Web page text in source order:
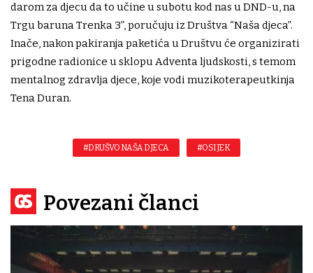
darom za djecu da to učine u subotu kod nas u DND-u, na
Trgu baruna Trenka 3”, poručuju iz Društva “Naša djeca”.
Inače, nakon pakiranja paketića u Društvu će organizirati
prigodne radionice u sklopu Adventa ljudskosti, s temom
mentalnog zdravlja djece, koje vodi muzikoterapeutkinja
Tena Duran.
#DRUŠVO NAŠA DJECA #OSIJEK
Povezani članci